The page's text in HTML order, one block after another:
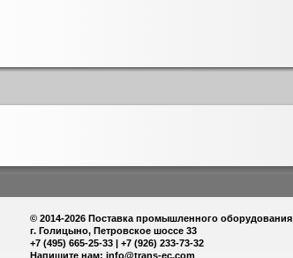
© 2014-2026 Поставка промышленного оборудования
г. Голицыно, Петровское шоссе 33
+7 (495) 665-25-33 | +7 (926) 233-73-32
Напишите нам: info@trans-ec.com